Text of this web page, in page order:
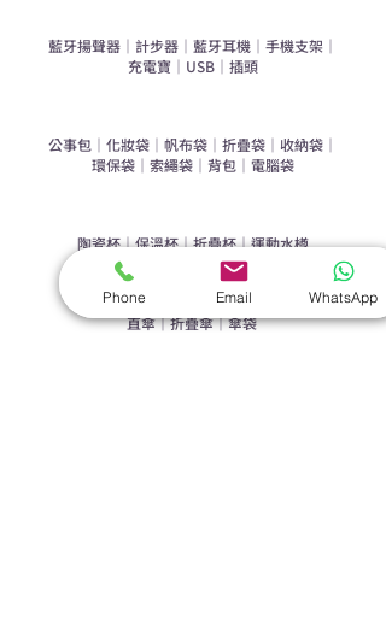
​藍牙揚聲器 ｜ 計步器 ｜ 藍牙耳機 ｜ 手機支架 ｜
充電寶 ｜ USB ｜ 插頭
公事包｜ 化妝袋｜ 帆布袋｜ 折疊袋｜ 收納袋｜
環保袋｜ 索繩袋｜ 背包｜ 電腦袋
陶瓷杯｜保溫杯｜折疊杯｜運動水樽
直傘｜折疊傘｜傘袋
Phone Email WhatsApp